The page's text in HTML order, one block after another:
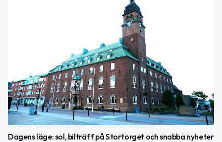
Dagens läge: sol, bilträff på Stortorget och snabba nyheter